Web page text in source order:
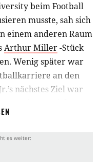
beim Football
musste, sah sich
einem anderen Raum
Arthur Miller-Stück
Wenig später war
an den
nächstes Ziel war
wurde er
Award nominiert.